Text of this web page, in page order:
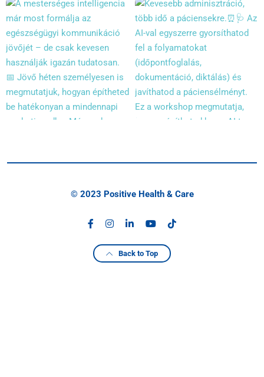
© 2023 Positive Health & Care
Back to Top